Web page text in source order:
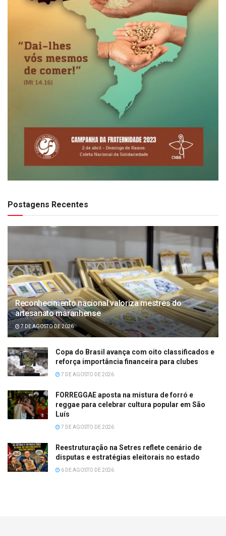
Postagens Recentes
Reconhecimento nacional valoriza mestres do
artesanato maranhense
7 DE AGOSTO DE 2026
Copa do Brasil avança com oito classificados e
reforça importância financeira para clubes
7 DE AGOSTO DE 2026
FORREGGAE aposta na mistura de forró e
reggae para celebrar cultura popular em São
Luís
7 DE AGOSTO DE 2026
Reestruturação na Setres reflete cenário de
disputas e estratégias eleitorais no estado
6 DE AGOSTO DE 2026